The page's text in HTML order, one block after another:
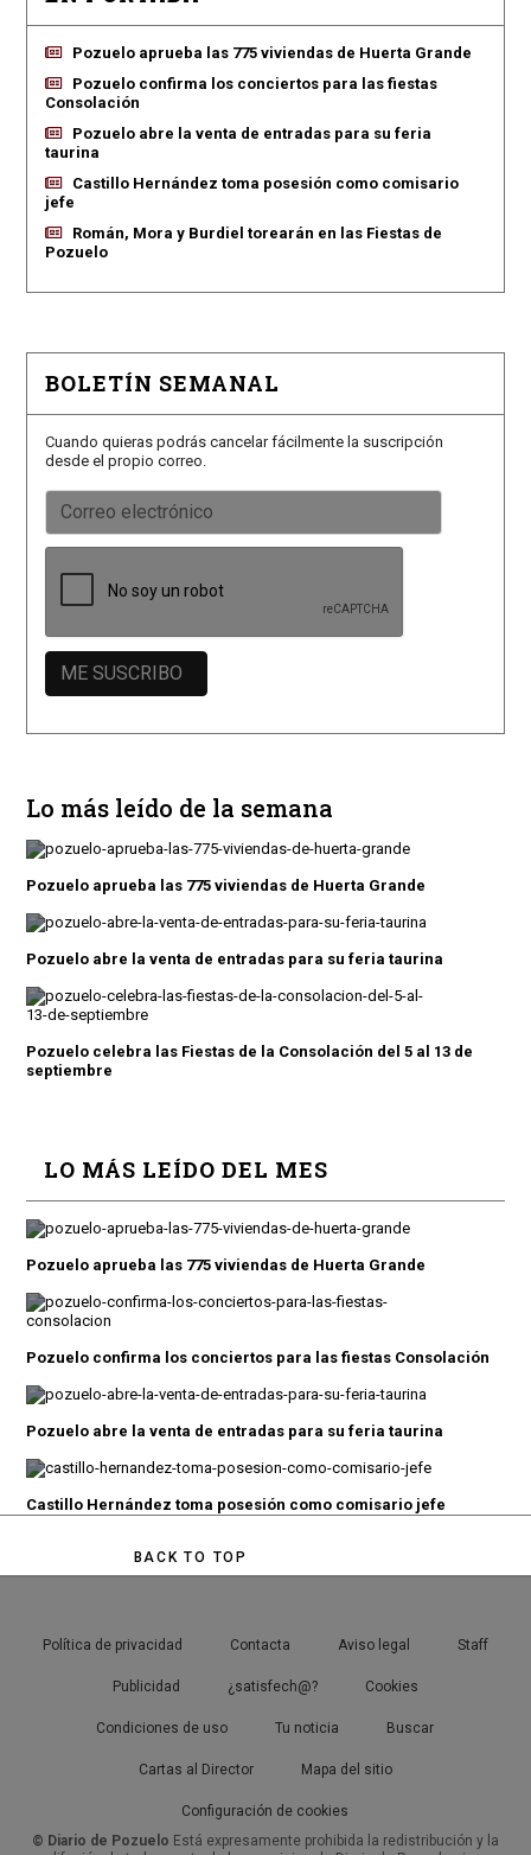
Pozuelo aprueba las 775 viviendas de Huerta Grande
Pozuelo confirma los conciertos para las fiestas
Consolación
Pozuelo abre la venta de entradas para su feria
taurina
Castillo Hernández toma posesión como comisario
jefe
Román, Mora y Burdiel torearán en las Fiestas de
Pozuelo
BOLETÍN SEMANAL
Cuando quieras podrás cancelar fácilmente la suscripción
desde el propio correo.
Lo más leído de la semana
Pozuelo aprueba las 775 viviendas de Huerta Grande
Pozuelo abre la venta de entradas para su feria taurina
Pozuelo celebra las Fiestas de la Consolación del 5 al 13 de
septiembre
LO MÁS LEÍDO DEL MES
Pozuelo aprueba las 775 viviendas de Huerta Grande
Pozuelo confirma los conciertos para las fiestas Consolación
Pozuelo abre la venta de entradas para su feria taurina
Castillo Hernández toma posesión como comisario jefe
BACK TO TOP
Política de privacidad Contacta Aviso legal Staff
Publicidad ¿satisfech@? Cookies
Condiciones de uso Tu noticia Buscar
Cartas al Director Mapa del sitio
Configuración de cookies
© Diario de Pozuelo Está expresamente prohibida la redistribución y la